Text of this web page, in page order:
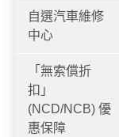
自選汽車維修
中心
「無索償折
扣」
(NCD/NCB) 優
惠保障